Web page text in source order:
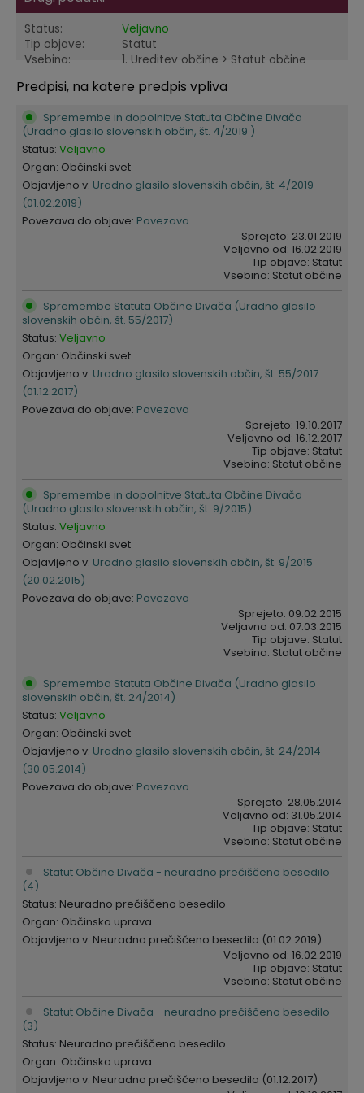
Status:
Veljavno
Tip objave:
Statut
Vsebina:
1. Ureditev občine > Statut občine
Predpisi, na katere predpis vpliva
Spremembe in dopolnitve Statuta Občine Divača
(Uradno glasilo slovenskih občin, št. 4/2019 )
Status: Veljavno
Organ: Občinski svet
Objavljeno v: Uradno glasilo slovenskih občin, št. 4/2019
(01.02.2019)
Povezava do objave: Povezava
Sprejeto: 23.01.2019
Veljavno od: 16.02.2019
Tip objave: Statut
Vsebina: Statut občine
Spremembe Statuta Občine Divača (Uradno glasilo
slovenskih občin, št. 55/2017)
Status: Veljavno
Organ: Občinski svet
Objavljeno v: Uradno glasilo slovenskih občin, št. 55/2017
(01.12.2017)
Povezava do objave: Povezava
Sprejeto: 19.10.2017
Veljavno od: 16.12.2017
Tip objave: Statut
Vsebina: Statut občine
Spremembe in dopolnitve Statuta Občine Divača
(Uradno glasilo slovenskih občin, št. 9/2015)
Status: Veljavno
Organ: Občinski svet
Objavljeno v: Uradno glasilo slovenskih občin, št. 9/2015
(20.02.2015)
Povezava do objave: Povezava
Sprejeto: 09.02.2015
Veljavno od: 07.03.2015
Tip objave: Statut
Vsebina: Statut občine
Sprememba Statuta Občine Divača (Uradno glasilo
slovenskih občin, št. 24/2014)
Status: Veljavno
Organ: Občinski svet
Objavljeno v: Uradno glasilo slovenskih občin, št. 24/2014
(30.05.2014)
Povezava do objave: Povezava
Sprejeto: 28.05.2014
Veljavno od: 31.05.2014
Tip objave: Statut
Vsebina: Statut občine
Statut Občine Divača - neuradno prečiščeno besedilo
(4)
Status: Neuradno prečiščeno besedilo
Organ: Občinska uprava
Objavljeno v: Neuradno prečiščeno besedilo (01.02.2019)
Veljavno od: 16.02.2019
Tip objave: Statut
Vsebina: Statut občine
Statut Občine Divača - neuradno prečiščeno besedilo
(3)
Status: Neuradno prečiščeno besedilo
Organ: Občinska uprava
Objavljeno v: Neuradno prečiščeno besedilo (01.12.2017)
Krajevne skupnosti
Naselja v občini
Varstvo osebnih podatkov
Temeljni akti
Strateški dokumenti
Predpisi in odloki
GLASNIK Občine Divača
Lokalne volitve